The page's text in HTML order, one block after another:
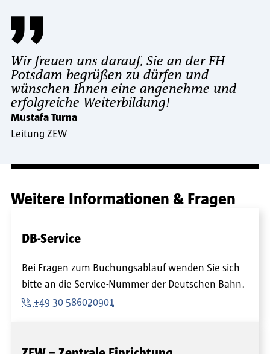
Wir freuen uns darauf, Sie an der FH
Potsdam begrüßen zu dürfen und
wünschen Ihnen eine angenehme und
erfolgreiche Weiterbildung!
Mustafa Turna
Leitung ZEW
Weitere Informationen & Fragen
DB-Service
Bei Fragen zum Buchungsablauf wenden Sie sich
bitte an die Service-Nummer der Deutschen Bahn.
+49 30 586020901